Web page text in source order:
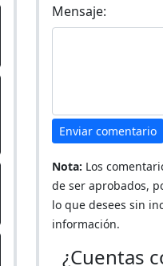
Mensaje:
Enviar comentario
Nota: Los
de ser aprobados,
lo que desees sin
información.
¿Cuentas